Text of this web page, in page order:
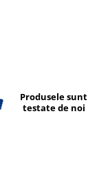
Produsele sunt
testate de noi